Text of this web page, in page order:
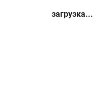
загрузка...